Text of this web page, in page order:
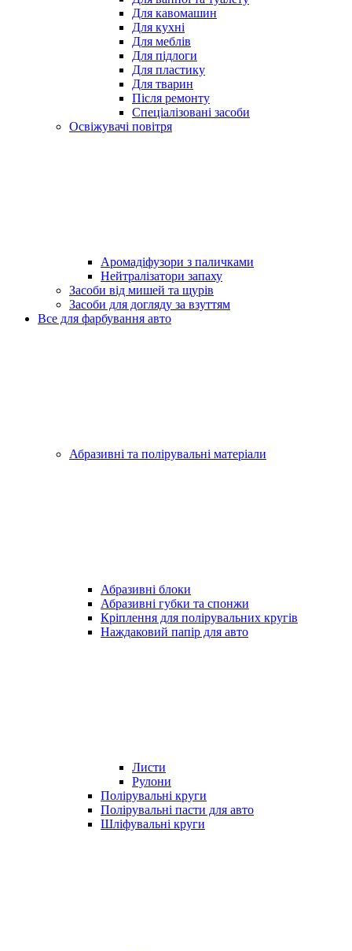
Для кавомашин
Для кухні
Для меблів
Для підлоги
Для пластику
Для тварин
Після ремонту
Спеціалізовані засоби
Освіжувачі повітря
Аромадіфузори з паличками
Нейтралізатори запаху
Засоби від мишей та щурів
Засоби для догляду за взуттям
Все для фарбування авто
Абразивні та полірувальні матеріали
Абразивні блоки
Абразивні губки та спонжи
Кріплення для полірувальних кругів
Наждаковий папір для авто
Листи
Рулони
Полірувальні круги
Полірувальні пасти для авто
Шліфувальні круги